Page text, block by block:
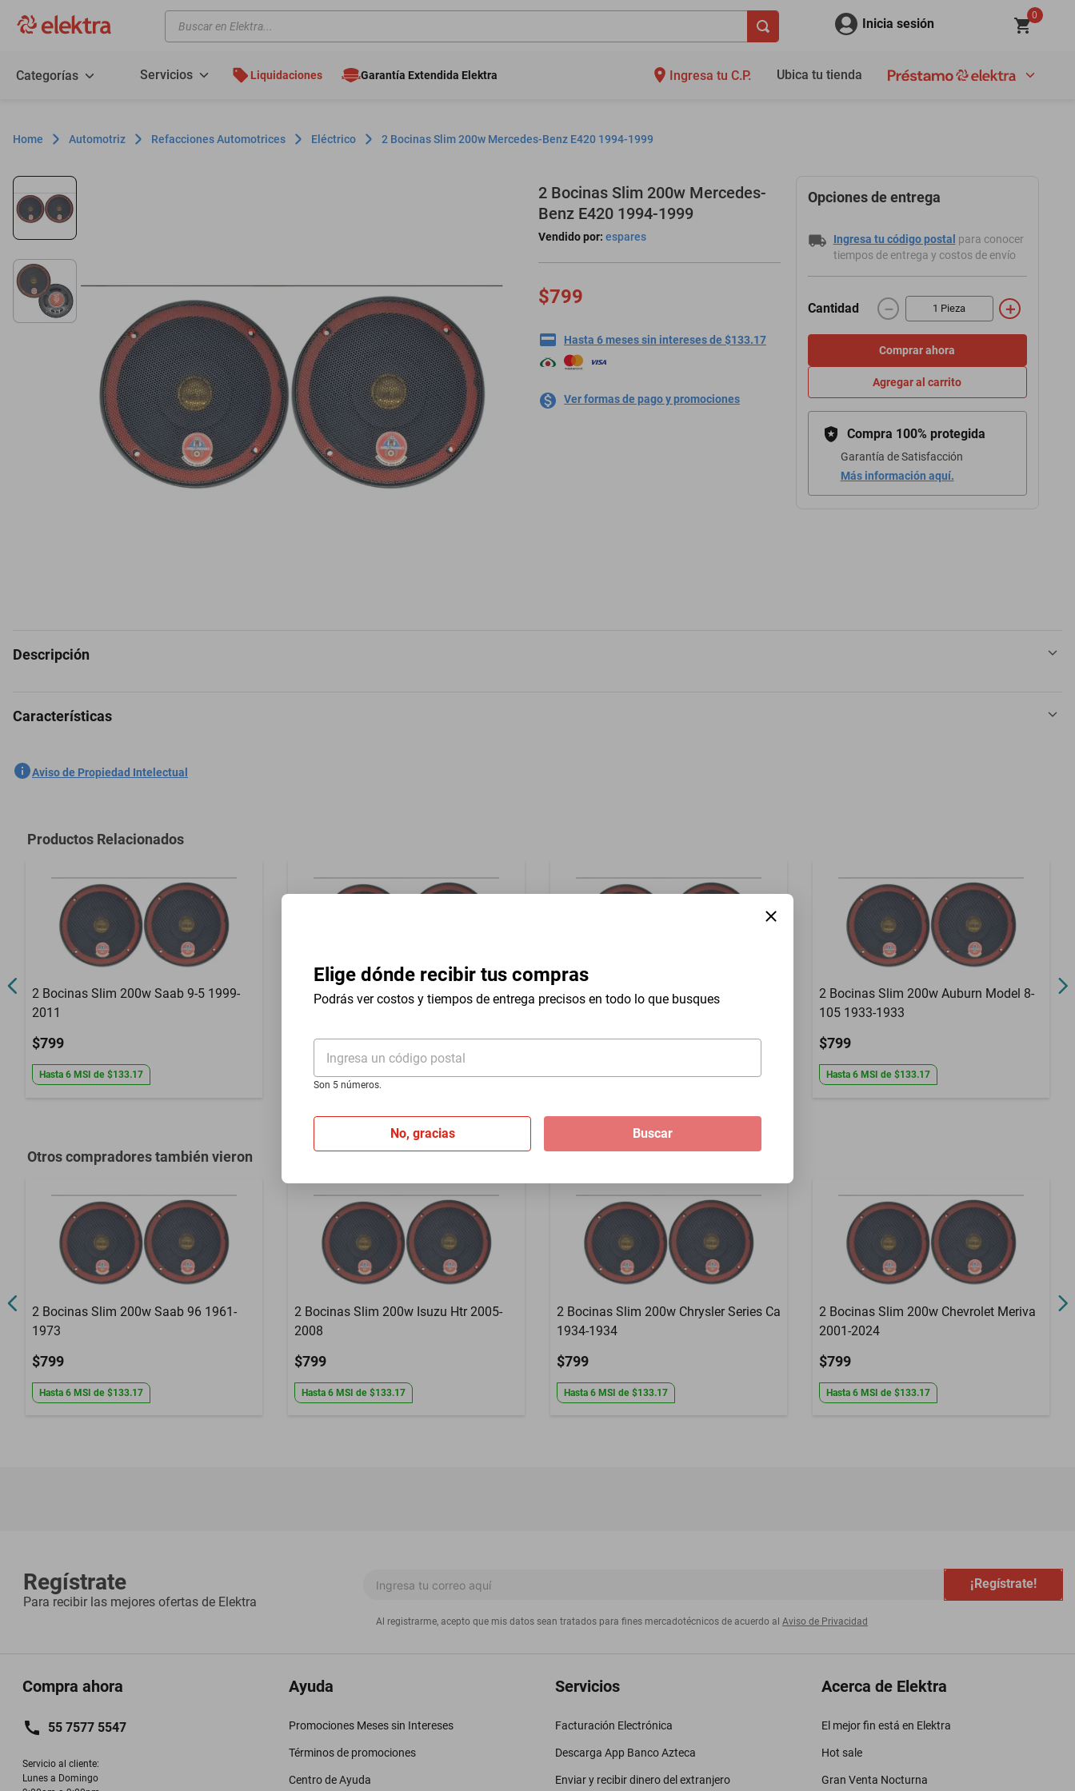
Buscar en Elektra... Inicia sesión
0
Categorías Servicios Liquidaciones Garantía Extendida Elektra Ingresa tu C.P.
Elige dónde recibir tus compras
Podrás ver costos y tiempos de entrega precisos en todo lo que busques
Ingresa un código postal
Son 5 números.
No, gracias Buscar
Ubica tu tienda
Automotriz Refacciones Automotrices Eléctrico 2 Bocinas Slim 200w Mercedes-Benz E420 1994-1999
2 Bocinas Slim 200w Mercedes-
Benz E420 1994-1999
Vendido por: espares
$799
Hasta 6 meses sin intereses de $133.17
Ver formas de pago y promociones
Opciones de entrega
Ingresa tu código postal para conocer
tiempos de entrega y costos de envío
Cantidad ＋
－
Comprar ahora
Agregar al carrito
Compra 100% protegida
Garantía de Satisfacción
Más información aquí.
Descripción
2 Bocinas Slim 200w Mercedes-Benz E420 1994-1999
Características
SKU
Modelo
Aviso de Propiedad Intelectual
Productos Relacionados
2 Bocinas Slim 200w Saab 9-5 1999-
2011
$799
Hasta 6 MSI de $133.17
2 Bocinas Slim 200w Chevrolet 490
$799
Hasta6MSIde $133.17
2 Bocinas Slim 200w Auburn Model 50
$799
Hasta6MSIde $133.17
2 Bocinas Slim 200w Auburn Model 8-
105 1933-1933
$799
Hasta 6 MSI de $133.17
Otros compradores también vieron
2 Bocinas Slim 200w Saab 96 1961-
1973
$799
Hasta 6 MSI de $133.17
2 Bocinas Slim 200w Isuzu Htr 2005-
2008
$799
Hasta 6 MSI de $133.17
2 Bocinas Slim 200w Chrysler Series Ca
1934-1934
$799
Hasta 6 MSI de $133.17
2 Bocinas Slim 200w Chevrolet Meriva
2001-2024
$799
Hasta 6 MSI de $133.17
Regístrate
Para recibir las mejores ofertas de Elektra
¡Regístrate!
Al registrarme, acepto que mis datos sean tratados para fines mercadotécnicos de acuerdo al Aviso de Privacidad
Compra ahora
55 7577 5547
Servicio al cliente:
Lunes a Domingo
Ayuda
Promociones Meses sin Intereses
Términos de promociones
Centro de Ayuda
Servicios
Facturación Electrónica
Descarga App Banco Azteca
Enviar y recibir dinero del extranjero
Acerca de Elektra
El mejor fin está en Elektra
Hot sale
Gran Venta Nocturna
motos
minisplit